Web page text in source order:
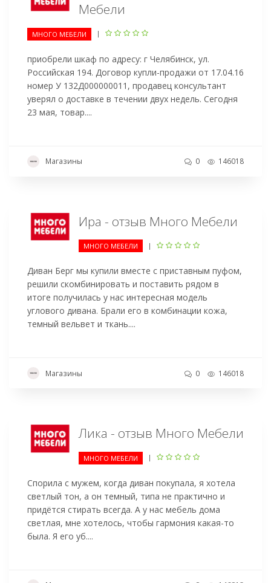
Мебели
МНОГО МЕБЕЛИ |
приобрели шкаф по адресу: г Челябинск, ул.
Российская 194. Договор купли-продажи от 17.04.16
номер У 132Д000000011, продавец консультант
уверял о доставке в течении двух недель. Сегодня
23 мая, товар....
Магазины 0 146018
Ира - отзыв Много Мебели
МНОГО МЕБЕЛИ |
Диван Берг мы купили вместе с приставным пуфом,
решили скомбинировать и поставить рядом в
итоге получилась у нас интересная модель
углового дивана. Брали его в комбинации кожа,
темный вельвет и ткань....
Магазины 0 146018
Лика - отзыв Много Мебели
МНОГО МЕБЕЛИ |
Спорила с мужем, когда диван покупала, я хотела
светлый тон, а он темный, типа не практично и
придётся стирать всегда. А у нас мебель дома
светлая, мне хотелось, чтобы гармония какая-то
была. Я его уб....